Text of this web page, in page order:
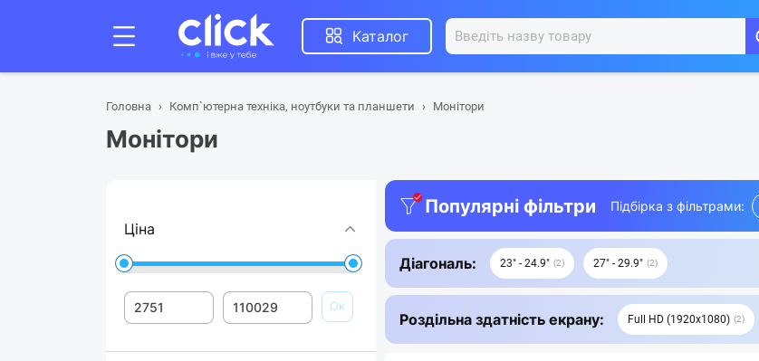
Каталог
Головна Комп`ютерна техніка, ноутбуки та планшети Монітори
Монітори
Ціна
Ок
Популярні фільтри Підбірка з фільтрами:
Діагональ: 23" - 24.9" 2 27" - 29.9" 2
Роздільна здатність екрану: Full HD (1920x1080) 2